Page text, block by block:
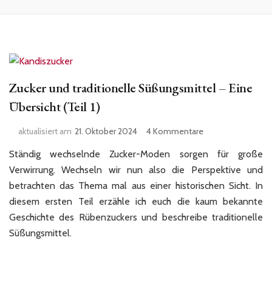
Zucker und traditionelle Süßungsmittel – Eine
Übersicht (Teil 1)
aktualisiert am 21. Oktober 2024 4 Kommentarezu
und
traditionelle
Süßungsmittel
Eine
Übersicht
Ständig wechselnde Zucker-Moden sorgen für große
Verwirrung. Wechseln wir nun also die Perspektive und
betrachten das Thema mal aus einer historischen Sicht. In
diesem ersten Teil erzähle ich euch die kaum bekannte
Geschichte des Rübenzuckers und beschreibe traditionelle
Süßungsmittel.